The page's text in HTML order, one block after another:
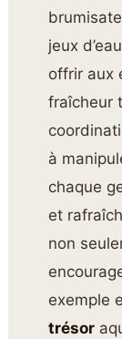
jeux
offrir aux
fraîcheur
à
chaque
et
non
exemple
trésor